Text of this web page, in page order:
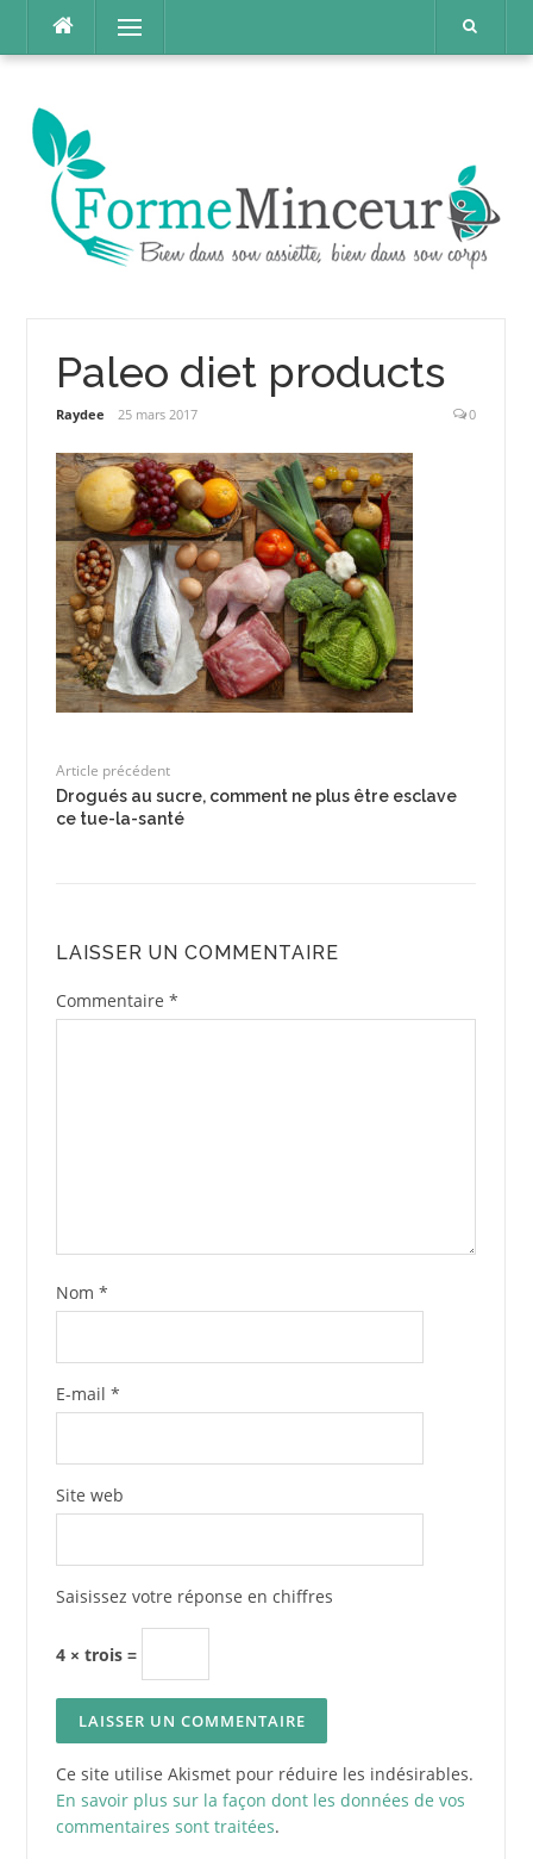
contenu
Menu
Paleo diet products
Raydee 25 mars 2017 0
Article précédent
Drogués au sucre, comment ne plus être esclave
ce tue-la-santé
LAISSER UN COMMENTAIRE
Commentaire *
Nom *
E-mail *
Site web
Saisissez votre réponse en chiffres
4 × trois =
Ce site utilise Akismet pour réduire les indésirables.
En savoir plus sur la façon dont les données de vos
commentaires sont traitées.